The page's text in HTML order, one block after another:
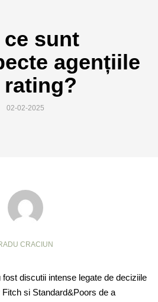
ce sunt
agențiile
rating?
02-02-2025
CRACIUN
fost discutii intense legate de deciziile
Fitch si Standard&Poors de a